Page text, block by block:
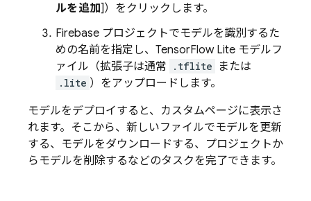
ルを追加]）をクリックします。
Firebase プロジェクトでモデルを識別するた
めの名前を指定し、TensorFlow Lite モデルフ
ァイル（拡張子は通常
.tflite または
.lite ）をアップロードします。
モデルをデプロイすると、カスタムページに表示さ
れます。そこから、新しいファイルでモデルを更新
する、モデルをダウンロードする、プロジェクトか
らモデルを削除するなどのタスクを完了できます。